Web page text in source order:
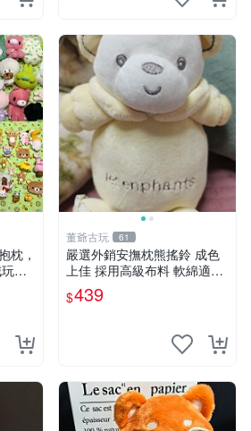
枕，
董爺古玩 61
嚴選外銷安撫枕熊搖鈴 成色
上佳 採用高級布料 軟綿適合
收藏 安心選購 安撫枕 熊玩具
搖鈴
$439